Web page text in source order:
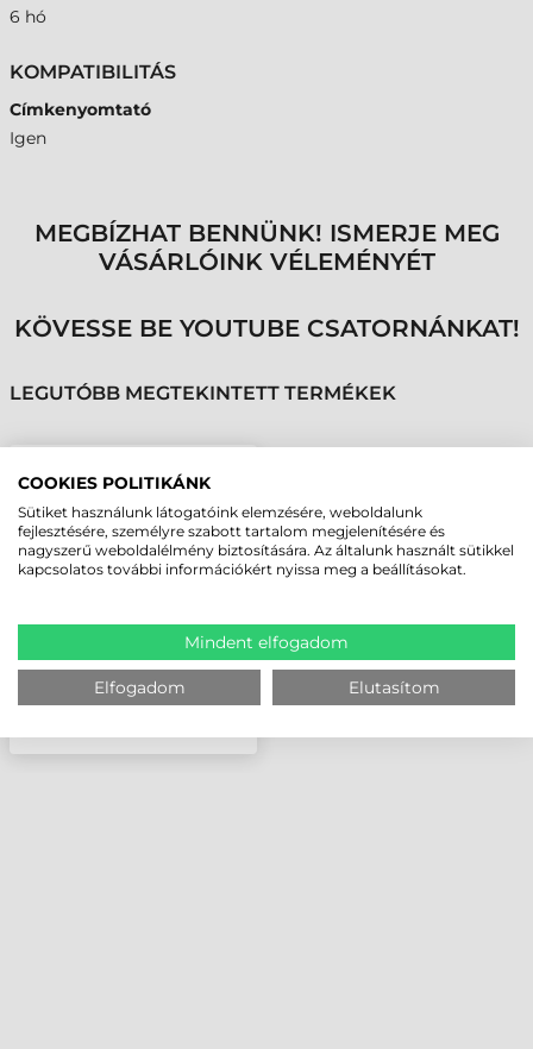
6 hó
KOMPATIBILITÁS
Címkenyomtató
Igen
MEGBÍZHAT BENNÜNK! ISMERJE MEG
VÁSÁRLÓINK VÉLEMÉNYÉT
KÖVESSE BE YOUTUBE CSATORNÁNKAT!
LEGUTÓBB MEGTEKINTETT TERMÉKEK
ZEBRA NYOMTATÓFEJ,
110XILLLPLUS, 8
DOTS/MM (203DPI)
COOKIES POLITIKÁNK
Sütiket használunk látogatóink elemzésére, weboldalunk
fejlesztésére, személyre szabott tartalom megjelenítésére és
nagyszerű weboldalélmény biztosítására. Az általunk használt sütikkel
kapcsolatos további információkért nyissa meg a beállításokat.
Mindent elfogadom
Elfogadom Elutasítom